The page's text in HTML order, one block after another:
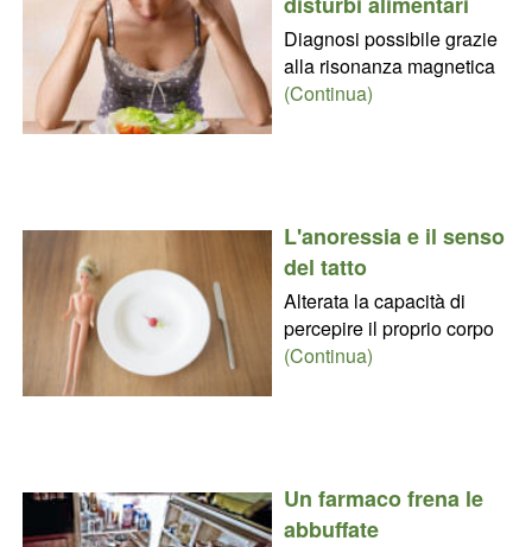
Diagnosi possibile grazie
alla risonanza magnetica
(Continua)
L'anoressia e il senso
del tatto
Alterata la capacità di
percepire il proprio corpo
(Continua)
Un farmaco frena le
abbuffate